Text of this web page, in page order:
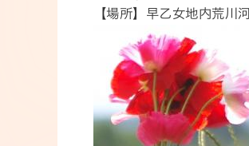
【場所】早乙女地内荒川